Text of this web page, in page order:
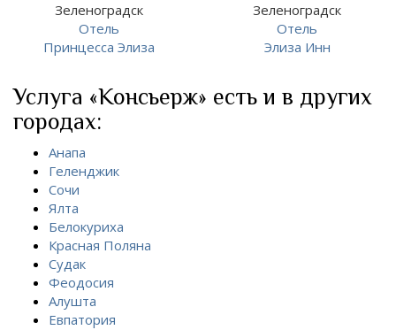
Зеленоградск
Отель
Принцесса Элиза
Зеленоградск
Отель
Элиза Инн
Услуга «Консьерж» есть и в других
городах:
Анапа
Геленджик
Сочи
Ялта
Белокуриха
Красная Поляна
Судак
Феодосия
Алушта
Евпатория